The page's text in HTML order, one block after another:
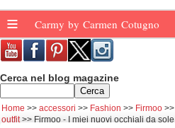
≡ Carmy by Carmen Cotugno
Cerca nel blog magazine
Home accessori Fashion Firmoo
outfit
Firmoo - I miei nuovi occhiali da sole